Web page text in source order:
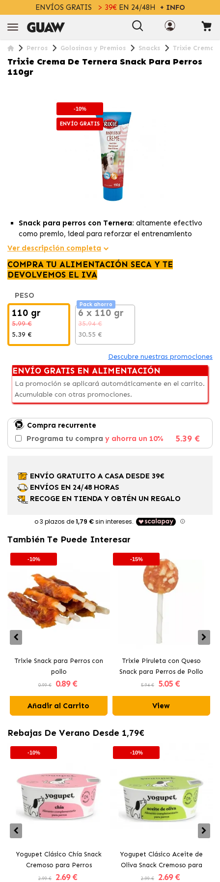
ENVÍOS GRATIS > 39€EN 24/48H + INFO
Perros Golosinas y Premios Snacks Trixie Crema
Trixie Crema De Ternera Snack Para Perros
110gr
-10%
ENVÍO GRATIS
Snack para perros con Ternera: altamente efectivo
como premio, ideal para reforzar el entrenamiento
positivo.
Facilita la ingesta de medicamentos:
textura ocultan fácilmente las pastillas.
Ingredientes de alta calidad:
Ver descripción completa
COMPRA TU ALIMENTACIÓN SECA Y TE
DEVOLVEMOS EL IVA
PESO
110 gr
5.99 €
5.39 €
Pack ahorro
6 x 110 gr
35.94 €
30.55 €
Descubre nuestras promociones
ENVÍO GRATIS EN ALIMENTACIÓN
La promoción se aplicará automáticamente en el carrito.
Acumulable con otras promociones.
Compra recurrente
Programa tu compra y ahorra un 10% 5.39 €
ENVÍO GRATUITO A CASA DESDE 39€
ENVÍOS EN 24/48 HORAS
RECOGE EN TIENDA Y OBTÉN UN REGALO
También Te Puede Interesar
-10%
Trixie Snack para Perros con
pollo
0.99 € 0.89 €
Añadir al Carrito
-15%
Trixie Piruleta con Queso
Snack para Perros de Pollo
5.94 € 5.05 €
View
Rebajas De Verano Desde 1,79€
-10%
Yogupet Clásico Chía Snack
Cremoso para Perros
2.99 € 2.69 €
-10%
Yogupet Clásico Aceite de
Oliva Snack Cremoso para
Perros
2.99 € 2.69 €